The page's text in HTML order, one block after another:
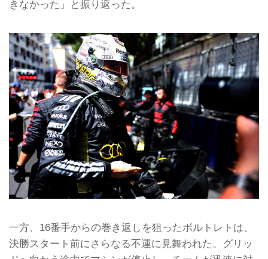
きなかった」と振り返った。
一方、16番手からの巻き返しを狙ったボルトレトは、
決勝スタート前にさらなる不運に見舞われた。グリッ